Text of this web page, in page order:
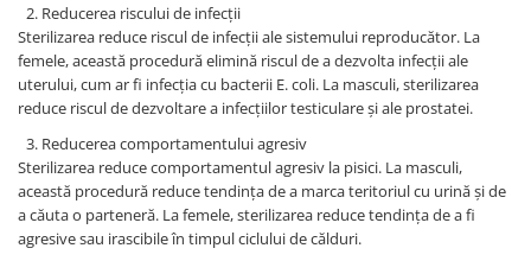
Reducerea riscului de infecții
Sterilizarea reduce riscul de infecții ale sistemului reproducător. La
femele, această procedură elimină riscul de a dezvolta infecții ale
uterului, cum ar fi infecția cu bacterii E. coli. La masculi, sterilizarea
reduce riscul de dezvoltare a infecțiilor testiculare și ale prostatei.
Reducerea comportamentului agresiv
Sterilizarea reduce comportamentul agresiv la pisici. La masculi,
această procedură reduce tendința de a marca teritoriul cu urină și de
a căuta o parteneră. La femele, sterilizarea reduce tendința de a fi
agresive sau irascibile în timpul ciclului de călduri.